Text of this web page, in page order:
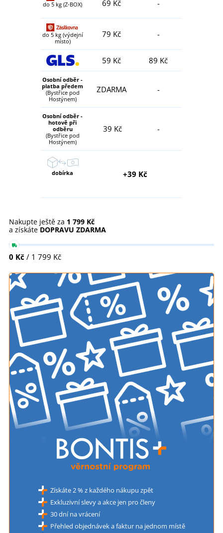
do 5 kg (Z-BOX) 69 Kč -
do 5 kg (výdejní
místo)
79 Kč -
59 Kč 89 Kč
Osobní odběr -
platba předem
(Bystřice pod
Hostýnem)
ZDARMA -
Osobní odběr -
hotově při
odběru
(Bystřice pod
Hostýnem)
39 Kč -
dobírka +39 Kč
Nakupte ještě za 1 799 Kč
a získáte DOPRAVU ZDARMA
0 Kč / 1 799 Kč
Získáte 2 % z každého nákupu zpět
Exkluzivní slevy a akce jen pro členy
30 dní na vrácení
Přehled objednávek a faktur na jednom místě